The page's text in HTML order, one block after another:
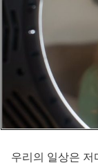
우리의 일상은